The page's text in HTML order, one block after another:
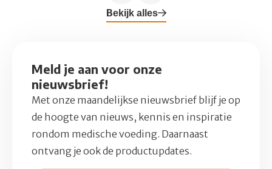
Bekijk alles
Meld je aan voor onze
nieuwsbrief!
Met onze maandelijkse nieuwsbrief blijf je op
de hoogte van nieuws, kennis en inspiratie
rondom medische voeding. Daarnaast
ontvang je ook de productupdates.